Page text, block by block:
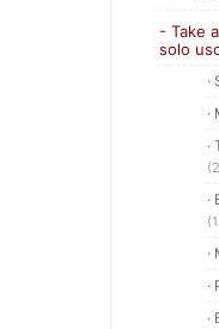
- Take
solo
·
·
·
·
·
·
·